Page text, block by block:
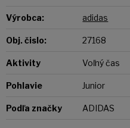
Výrobca: adidas
Obj. čislo: 27168
Aktivity Voľný čas
Pohlavie Junior
Podľa značky ADIDAS